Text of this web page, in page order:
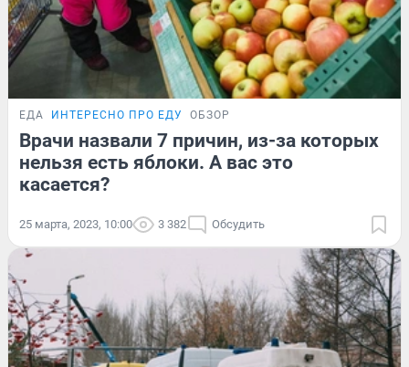
ЕДА ИНТЕРЕСНО ПРО ЕДУ ОБЗОР
Врачи назвали 7 причин, из-за которых
нельзя есть яблоки. А вас это
касается?
25 марта, 2023, 10:00 3 382 Обсудить